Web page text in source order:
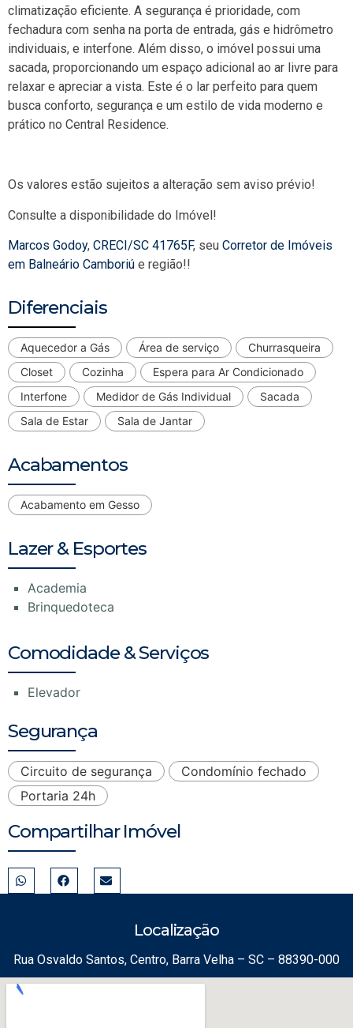
climatização eficiente. A segurança é prioridade, com
fechadura com senha na porta de entrada, gás e hidrômetro
individuais, e interfone. Além disso, o imóvel possui uma
sacada, proporcionando um espaço adicional ao ar livre para
relaxar e apreciar a vista. Este é o lar perfeito para quem
busca conforto, segurança e um estilo de vida moderno e
prático no Central Residence.
Os valores estão sujeitos a alteração sem aviso prévio!
Consulte a disponibilidade do Imóvel!
Marcos Godoy, CRECI/SC 41765F, seu Corretor de Imóveis
em Balneário Camboriú e região!!
Diferenciais
Aquecedor a Gás Área de serviço
Churrasqueira
Closet
Cozinha
Espera para Ar Condicionado
Interfone
Medidor de Gás Individual
Sacada
Sala de Estar
Sala de Jantar
Acabamentos
Acabamento em Gesso
Lazer & Esportes
Academia
Brinquedoteca
Comodidade & Serviços
Elevador
Segurança
Circuito de segurança
Condomínio fechado
Portaria 24h
Compartilhar Imóvel
Localização
Rua Osvaldo Santos, Centro, Barra Velha – SC – 88390-000